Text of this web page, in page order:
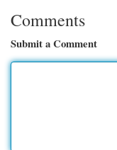
Comments
Submit a Comment